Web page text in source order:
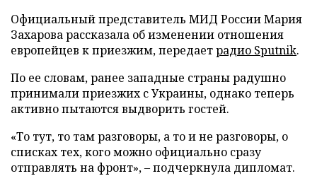
Официальный представитель МИД России Мария
Захарова рассказала об изменении отношения
европейцев к приезжим, передаетрадио Sputnik.
По ее словам, ранее западные страны радушно
принимали приезжих с Украины, однако теперь
активно пытаются выдворить гостей.
«То тут, то там разговоры, а то и не разговоры, о
списках тех, кого можно официально сразу
отправлять на фронт», – подчеркнула дипломат.